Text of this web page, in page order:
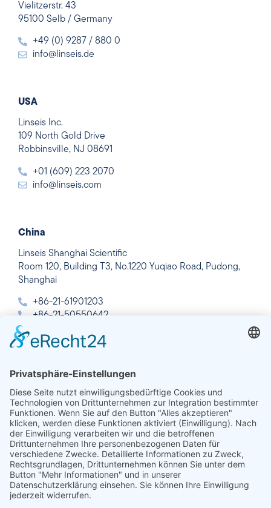
Vielitzerstr. 43
95100 Selb / Germany
+49 (0) 9287 / 880 0
info@linseis.de
USA
Linseis Inc.
109 North Gold Drive
Robbinsville, NJ 08691
+01 (609) 223 2070
info@linseis.com
China
Linseis Shanghai Scientific
Room 120, Building T3, No.1220 Yuqiao Road, Pudong,
Shanghai
+86-21-61901203
+86-21-50550642
Indien
Linseis Thermal Analysis India Pvt. Ltd.
Plot 65, 2nd Floor, Sai Enclave,
Sector 23, Dwarka, 110077 New Delhi
+91-11-42883851
sales@linseis.in